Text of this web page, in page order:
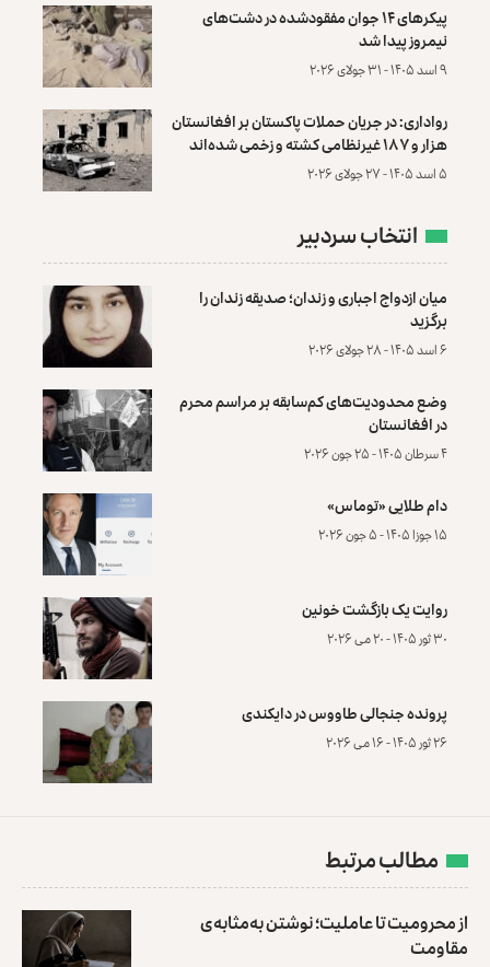
پیکرهای ۱۴ جوان مفقودشده در دشت‌های
نیمروز پیدا شد
۹ اسد ۱۴۰۵ - ۳۱ جولای ۲۰۲۶
رواداری: در جریان حملات پاکستان بر افغانستان
هزار و ۱۸۷ غیرنظامی کشته و زخمی شده‌اند
۵ اسد ۱۴۰۵ - ۲۷ جولای ۲۰۲۶
انتخاب سردبیر
میان ازدواج اجباری و زندان؛ صدیقه زندان را
برگزید
۶ اسد ۱۴۰۵ - ۲۸ جولای ۲۰۲۶
وضع محدودیت‌های کم‌سابقه بر مراسم محرم
در افغانستان
۴ سرطان ۱۴۰۵ - ۲۵ جون ۲۰۲۶
دام طلایی «توماس»
۱۵ جوزا ۱۴۰۵ - ۵ جون ۲۰۲۶
روایت یک بازگشت خونین
۳۰ ثور ۱۴۰۵ - ۲۰ می ۲۰۲۶
پرونده‌ جنجالی طاووس در دایکندی
۲۶ ثور ۱۴۰۵ - ۱۶ می ۲۰۲۶
مطالب مرتبط
از محرومیت تا عاملیت؛ نوشتن به‌مثابه‌ی
مقاومت